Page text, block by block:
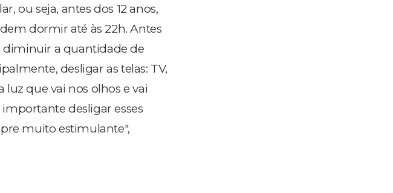
ou seja, antes dos 12 anos,
dormir até às 22h. Antes
diminuir a quantidade de
desligar as telas: TV,
que vai nos olhos e vai
desligar esses
muito estimulante",